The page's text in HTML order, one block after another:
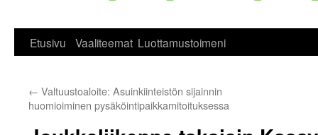
Etusivu Vaaliteemat Luottamustoimeni
← Valtuustoaloite: Asuinkiinteistön sijainnin
huomioiminen pysäköintipaikkamitoituksessa